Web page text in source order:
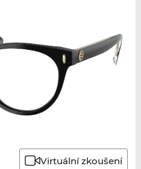
Virtuální zkoušení